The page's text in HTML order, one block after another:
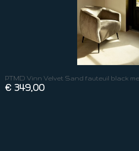
PTMD Vinn Velvet Sand fauteuil black
€ 349,00